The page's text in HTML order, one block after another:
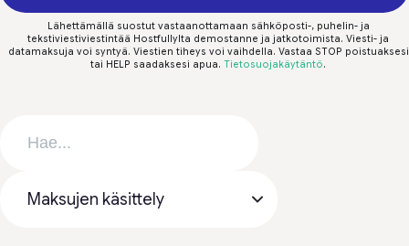
Lähettämällä suostut vastaanottamaan sähköposti-, puhelin- ja
tekstiviestiviestintää Hostfullylta demostanne ja jatkotoimista. Viesti- ja
datamaksuja voi syntyä. Viestien tiheys voi vaihdella. Vastaa STOP poistuaksesi
tai HELP saadaksesi apua. Tietosuojakäytäntö.